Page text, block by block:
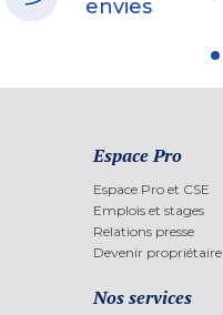
envies
Espace Pro
Espace Pro et CSE
Emplois et stages
Relations presse
Devenir propriétaire
Nos services